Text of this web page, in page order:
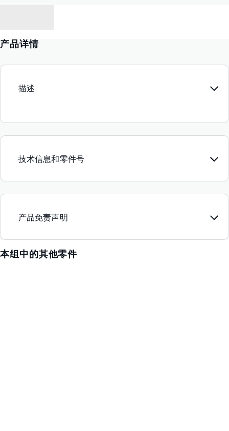
产品详情
描述
技术信息和零件号
产品免责声明
本组中的其他零件